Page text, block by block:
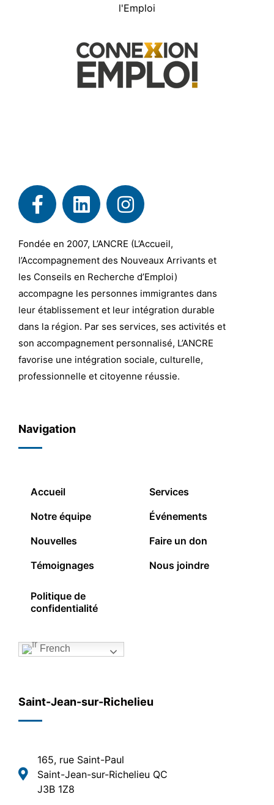
Fondée en 2007, L’ANCRE (L’Accueil,
l’Accompagnement des Nouveaux Arrivants et
les Conseils en Recherche d’Emploi)
accompagne les personnes immigrantes dans
leur établissement et leur intégration durable
dans la région. Par ses services, ses activités et
son accompagnement personnalisé, L’ANCRE
favorise une intégration sociale, culturelle,
professionnelle et citoyenne réussie.
Navigation
Accueil
Notre équipe
Nouvelles
Témoignages
Services
Événements
Faire un don
Nous joindre
Politique de
confidentialité
French
Saint-Jean-sur-Richelieu
165, rue Saint-Paul
Saint-Jean-sur-Richelieu QC
J3B 1Z8